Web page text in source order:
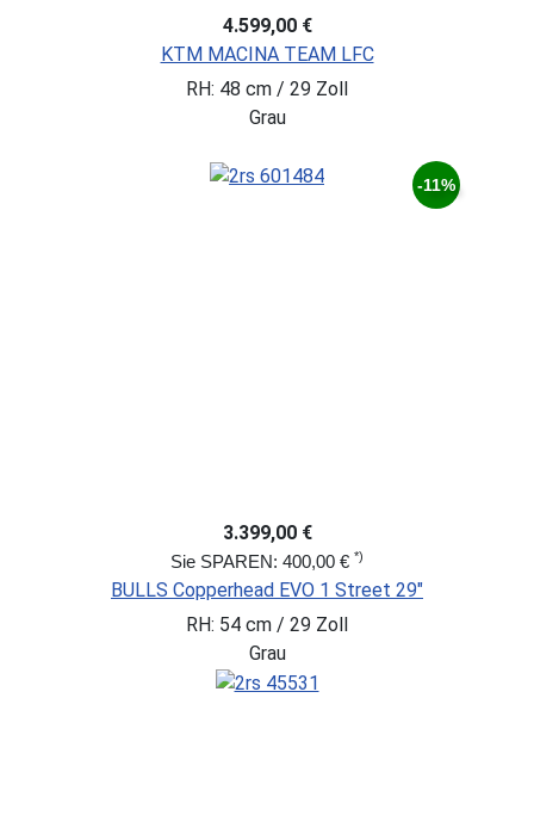
4.599,00 €
KTM MACINA TEAM LFC
RH: 48 cm / 29 Zoll
Grau
-11%
3.399,00 €
Sie SPAREN: 400,00 € *)
BULLS Copperhead EVO 1 Street 29"
RH: 54 cm / 29 Zoll
Grau